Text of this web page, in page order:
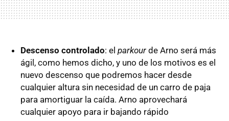
Descenso controlado: el parkour de Arno será más
ágil, como hemos dicho, y uno de los motivos es el
nuevo descenso que podremos hacer desde
cualquier altura sin necesidad de un carro de paja
para amortiguar la caída. Arno aprovechará
cualquier apoyo para ir bajando rápido